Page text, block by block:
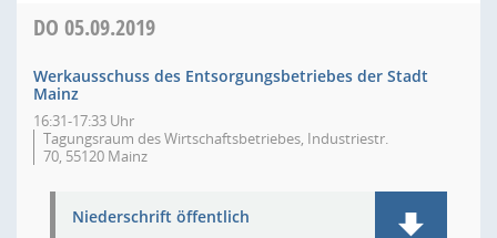
DO 05.09.2019
Werkausschuss des Entsorgungsbetriebes der Stadt
Mainz
16:31-17:33 Uhr
Tagungsraum des Wirtschaftsbetriebes, Industriestr.
70, 55120 Mainz
Niederschrift öffentlich